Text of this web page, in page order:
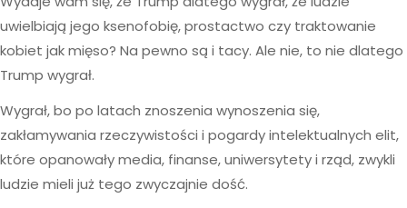
uwielbiają jego ksenofobię, prostactwo czy traktowanie
kobiet jak mięso? Na pewno są i tacy. Ale nie, to nie dlatego
Trump wygrał.
Wygrał, bo po latach znoszenia wynoszenia się,
zakłamywania rzeczywistości i pogardy intelektualnych elit,
które opanowały media, finanse, uniwersytety i rząd, zwykli
ludzie mieli już tego zwyczajnie dość.